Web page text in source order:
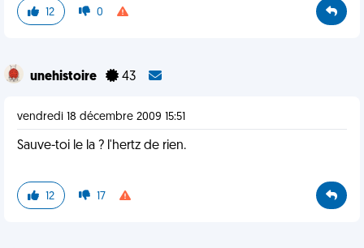
12 0
unehistoire 43
vendredi 18 décembre 2009 15:51
Sauve-toi le la ? l'hertz de rien.
12 17